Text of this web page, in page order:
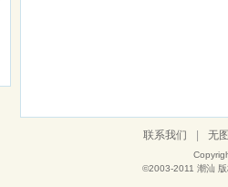
联系我们 无
©2003-2011 潮汕